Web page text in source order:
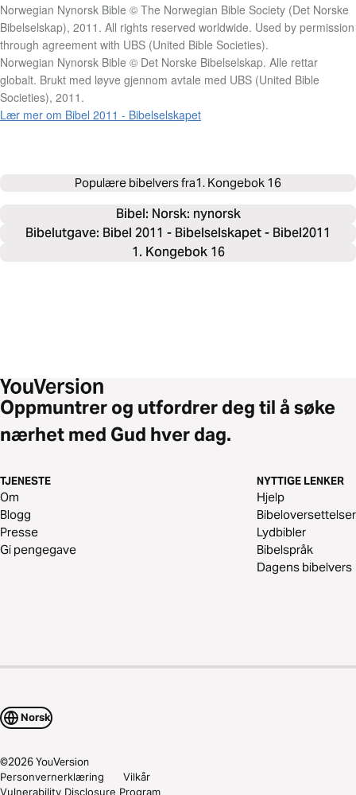
Norwegian Nynorsk Bible © The Norwegian Bible Society (Det Norske
Bibelselskap), 2011. All rights reserved worldwide. Used by permission
through agreement with UBS (United Bible Societies).
Norwegian Nynorsk Bible © Det Norske Bibelselskap. Alle rettar
globalt. Brukt med løyve gjennom avtale med UBS (United Bible
Societies), 2011.
Lær mer om Bibel 2011 - Bibelselskapet
Populære bibelvers fra1. Kongebok 16
Bibel: Norsk: nynorsk
Bibelutgave: Bibel 2011 - Bibelselskapet - Bibel2011
1. Kongebok 16
Oppmuntrer og utfordrer deg til å søke
nærhet med Gud hver dag.
TJENESTE
Om
Blogg
Presse
Gi pengegave
NYTTIGE LENKER
Hjelp
Bibeloversettelser
Lydbibler
Bibelspråk
Dagens bibelvers
Norsk
©2026YouVersion
Personvernerklæring
Vilkår
Vulnerability Disclosure Program